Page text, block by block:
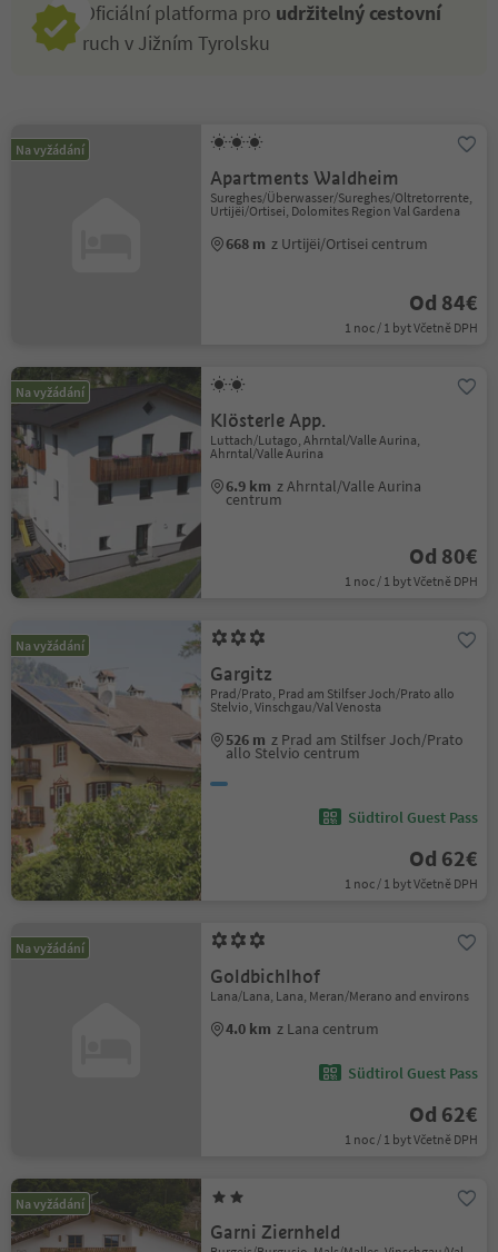
Oficiální platforma pro udržitelný cestovní
ruch v Jižním Tyrolsku
Na vyžádání
Apartments Waldheim
Sureghes/Überwasser/Sureghes/Oltretorrente,
Urtijëi/Ortisei, Dolomites Region Val Gardena
668 m z Urtijëi/Ortisei centrum
Od 84€
1 noc / 1 byt Včetně DPH
Na vyžádání
Klösterle App.
Luttach/Lutago, Ahrntal/Valle Aurina,
Ahrntal/Valle Aurina
6.9 km z Ahrntal/Valle Aurina
centrum
Od 80€
1 noc / 1 byt Včetně DPH
Na vyžádání
Gargitz
Prad/Prato, Prad am Stilfser Joch/Prato allo
Stelvio, Vinschgau/Val Venosta
526 m z Prad am Stilfser Joch/Prato
allo Stelvio centrum
Südtirol Guest Pass
Od 62€
1 noc / 1 byt Včetně DPH
Na vyžádání
Goldbichlhof
Lana/Lana, Lana, Meran/Merano and environs
4.0 km z Lana centrum
Südtirol Guest Pass
Od 62€
1 noc / 1 byt Včetně DPH
Na vyžádání
Garni Ziernheld